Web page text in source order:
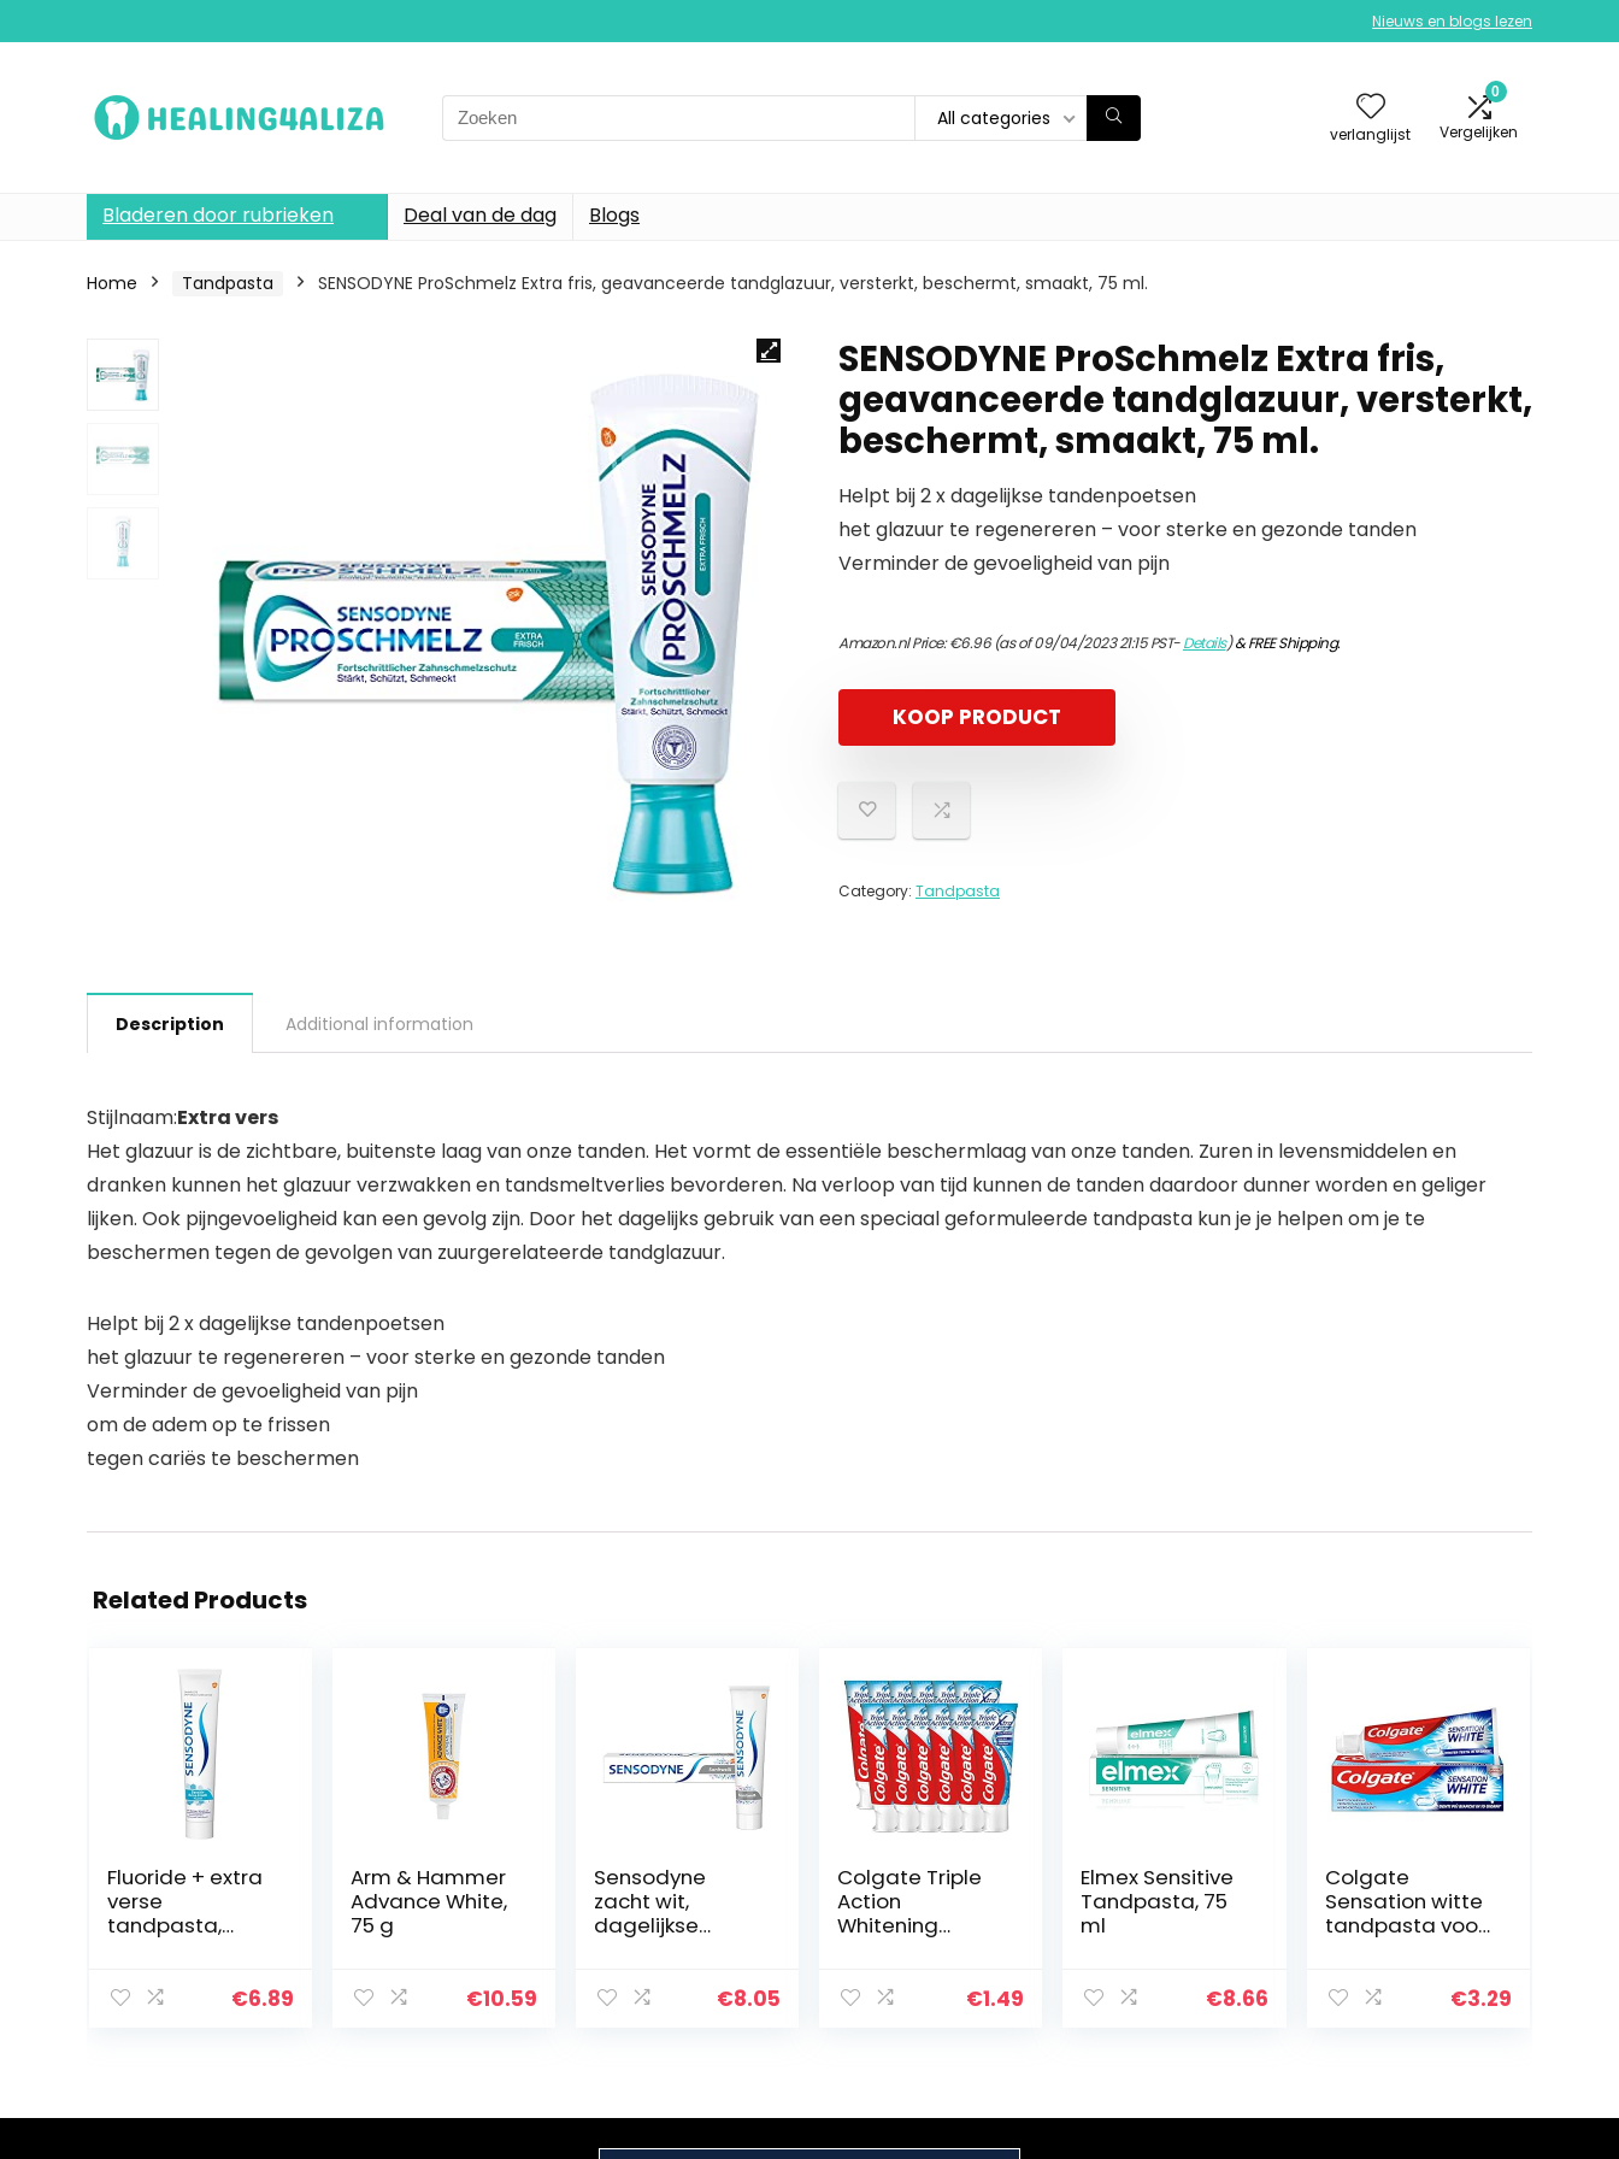
Nieuws en blogs lezen
Search
for:
All categories
verlanglijst
0
Vergelijken
Bladeren door rubrieken Deal van de dag Blogs
Home Tandpasta SENSODYNE ProSchmelz Extra fris, geavanceerde tandglazuur, versterkt, beschermt, smaakt, 75 ml.
SENSODYNE ProSchmelz Extra fris,
geavanceerde tandglazuur, versterkt,
beschermt, smaakt, 75 ml.
Helpt bij 2 x dagelijkse tandenpoetsen
het glazuur te regenereren – voor sterke en gezonde tanden
Verminder de gevoeligheid van pijn
Amazon.nl Price:€6.96(as of 09/04/2023 21:15 PST-Details)&FREE Shipping.
KOOP PRODUCT
Category: Tandpasta
Description Additional information
Stijlnaam:Extra vers
Het glazuur is de zichtbare, buitenste laag van onze tanden. Het vormt de essentiële beschermlaag van onze tanden. Zuren in levensmiddelen en
dranken kunnen het glazuur verzwakken en tandsmeltverlies bevorderen. Na verloop van tijd kunnen de tanden daardoor dunner worden en geliger
lijken. Ook pijngevoeligheid kan een gevolg zijn. Door het dagelijks gebruik van een speciaal geformuleerde tandpasta kun je je helpen om je te
beschermen tegen de gevolgen van zuurgerelateerde tandglazuur.
Helpt bij 2 x dagelijkse tandenpoetsen
het glazuur te regenereren – voor sterke en gezonde tanden
Verminder de gevoeligheid van pijn
om de adem op te frissen
tegen cariës te beschermen
Related Products
Fluoride + extra
verse
tandpasta,
pijngevoelige
€6.89
Arm & Hammer
Advance White,
75 g
€10.59
Sensodyne
zacht wit,
dagelijkse
bij gevoelige€8.05
Colgate Triple
Action
Whitening
€1.49
Elmex Sensitive
Tandpasta, 75
ml
€8.66
Colgate
Sensation witte
tandpasta voor
€3.29